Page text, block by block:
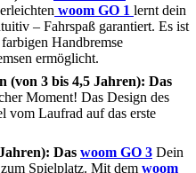
woom GO 1 lernt dein
– Fahrspaß garantiert. Es ist
Handbremse
ermöglicht.
(von 3 bis 4,5 Jahren): Das
Moment! Das Design des
vom Laufrad auf das erste
Das woom GO 3 Dein
Spielplatz. Mit dem woom